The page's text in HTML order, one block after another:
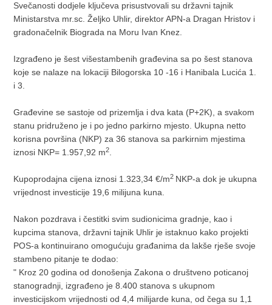
Svečanosti dodjele ključeva prisustvovali su državni tajnik
Ministarstva mr.sc. Željko Uhlir, direktor APN-a Dragan Hristov i
gradonačelnik Biograda na Moru Ivan Knez.
Izgrađeno je šest višestambenih građevina sa po šest stanova
koje se nalaze na lokaciji Bilogorska 10 -16 i Hanibala Lucića 1.
i 3.
Građevine se sastoje od prizemlja i dva kata (P+2K), a svakom
stanu pridruženo je i po jedno parkirno mjesto. Ukupna netto
korisna površina (NKP) za 36 stanova sa parkirnim mjestima
iznosi NKP= 1.957,92 m2.
Kupoprodajna cijena iznosi 1.323,34 €/m2 NKP-a dok je ukupna
vrijednost investicije 19,6 milijuna kuna.
Nakon pozdrava i čestitki svim sudionicima gradnje, kao i
kupcima stanova, državni tajnik Uhlir je istaknuo kako projekti
POS-a kontinuirano omogućuju građanima da lakše rješe svoje
stambeno pitanje te dodao:
" Kroz 20 godina od donošenja Zakona o društveno poticanoj
stanogradnji, izgrađeno je 8.400 stanova s ukupnom
investicijskom vrijednosti od 4,4 milijarde kuna, od čega su 1,1